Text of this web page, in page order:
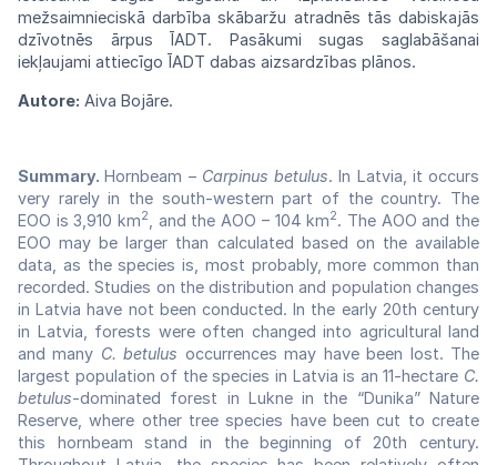
mežsaimnieciskādarbība skābaržu atradnēs tāsdabiskajās
dzīvotnēs ārpus
ĪADT. Pasākumi sugassaglabāšanai
iekļaujami attiecīgo ĪADT dabas aizsardzības plānos.
Autore: Aiva Bojāre.
Summary.Hornbeam – Carpinus betulus. In Latvia, it occurs
very rarely in the south-western part of the country. The
EOO is 3,910 km2 , and the AOO – 104 km2. The AOO and the
EOO may be larger than calculated based on the available
data, as the species is, most probably, more common than
recorded. Studies on the distribution and population changes
in Latvia have not been conducted. In the early 20th century
in Latvia, forests were often changed into agricultural land
and many C. betulus occurrences may have been lost. The
largest population of the species in Latvia is an 11-hectare C.
betulus-dominated forest in Lukne in the “Dunika” Nature
Reserve, where other tree species have been cut to create
this hornbeam stand in the beginning of 20th century.